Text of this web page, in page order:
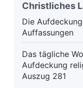
Christliches
Die
Auffassungen
Bibel Die
Das tägliche
Aufdeckung
Auszug 281